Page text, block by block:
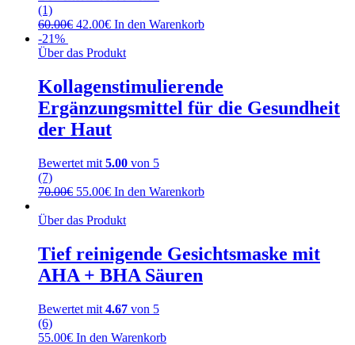
(1)
60.00€ 42.00€ In den Warenkorb
-21%
Über das Produkt
Kollagenstimulierende
Ergänzungsmittel für die Gesundheit
der Haut
Bewertet mit 5.00 von 5
(7)
70.00€ 55.00€ In den Warenkorb
Über das Produkt
Tief reinigende Gesichtsmaske mit
AHA + BHA Säuren
Bewertet mit 4.67 von 5
(6)
55.00€ In den Warenkorb